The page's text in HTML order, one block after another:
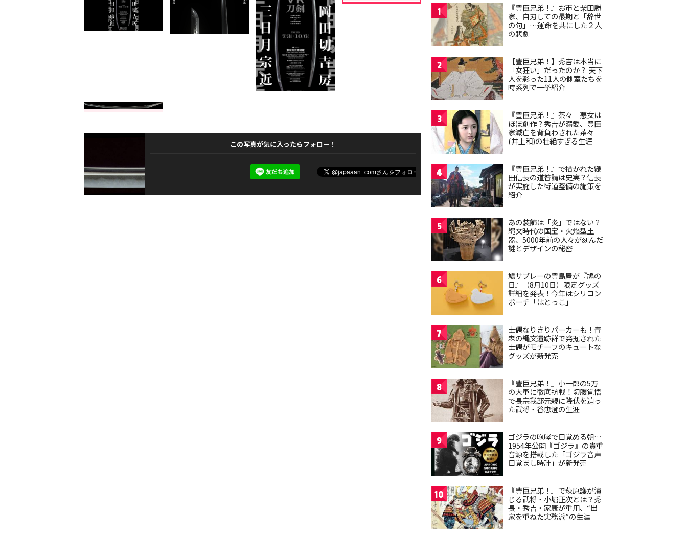
この写真が気に入ったらフォロー！
1
『豊臣兄弟！』お市と柴田勝
家、自刃しての最期と「辞世
の句」…運命を共にした２人
の悲劇
2
【豊臣兄弟！】秀吉は本当に
「女狂い」だったのか？ 天下
人を彩った11人の側室たちを
時系列で一挙紹介
3
『豊臣兄弟！』茶々＝悪女は
ほぼ創作？秀吉が溺愛、豊臣
家滅亡を背負わされた茶々
(井上和)の壮絶すぎる生涯
4
『豊臣兄弟！』で描かれた織
田信長の道普請は史実？信長
が実施した街道整備の施策を
紹介
5
あの装飾は「炎」ではない？
縄文時代の国宝・火焔型土
器、5000年前の人々が刻んだ
謎とデザインの秘密
6
鳩サブレーの豊島屋が『鳩の
日』（8月10日）限定グッズ
詳細を発表！今年はシリコン
ポーチ「はとっこ」
7
土偶なりきりパーカーも！青
森の縄文遺跡群で発掘された
土偶がモチーフのキュートな
グッズが新発売
8
『豊臣兄弟！』小一郎の5万
の大軍に徹底抗戦！切腹覚悟
で長宗我部元親に降伏を迫っ
た武将・谷忠澄の生涯
9
ゴジラの咆哮で目覚める朝…
1954年公開『ゴジラ』の貴重
音源を搭載した「ゴジラ音声
目覚まし時計」が新発売
10
『豊臣兄弟！』で萩原護が演
じる武将・小堀正次とは？秀
長・秀吉・家康が重用、“出
家を重ねた実務派”の生涯